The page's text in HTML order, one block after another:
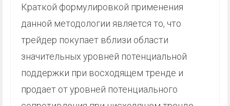
Краткой формулировкой применения
данной методологии является то, что
трейдер покупает вблизи области
значительных уровней потенциальной
поддержки при восходящем тренде и
продает от уровней потенциального